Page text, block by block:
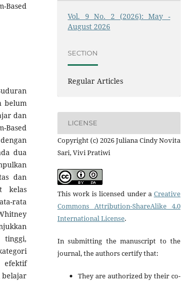
Based
belum
dan
Based
dua
dan
kelas
rata
tinggi,
efektif
belajar
Vol. 9 No. 2 (2026): May -
August 2026
SECTION
Regular Articles
LICENSE
Copyright (c) 2026 Juliana Cindy Novita
Sari, Vivi Pratiwi
This work is licensed under a Creative
Commons Attribution-ShareAlike 4.0
International License.
In submitting the manuscript to the
journal, the authors certify that:
They are authorized by their co-